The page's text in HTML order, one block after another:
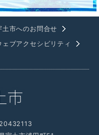
土市へのお問合せ
ェブアクセシビリティ